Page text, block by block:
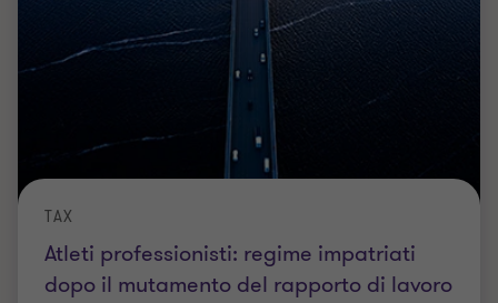
Atleti professionisti: regime impatriati
dopo il mutamento del rapporto di lavoro
TAX